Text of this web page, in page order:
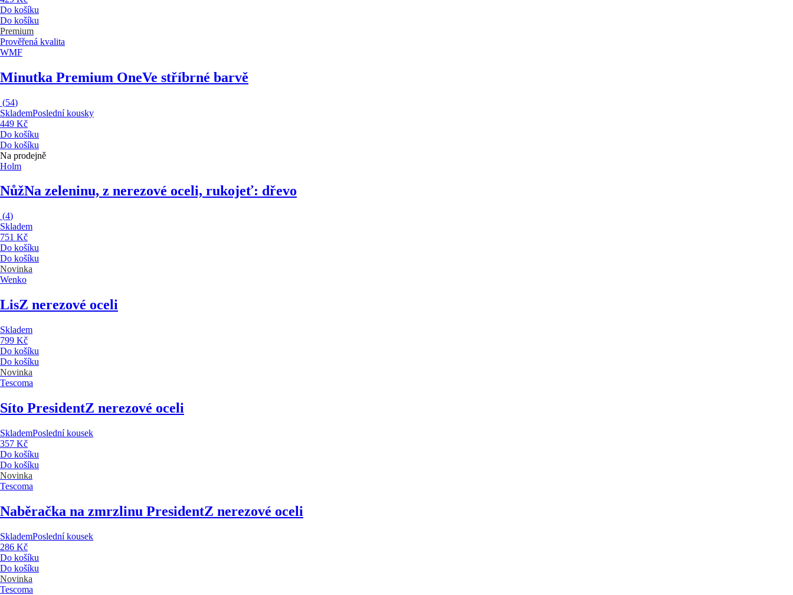
Do košíku
Do košíku
Premium
Prověřená kvalita
WMF
Minutka Premium OneVe stříbrné barvě
(54)
SklademPoslední kousky
449 Kč
Do košíku
Do košíku
Na prodejně
Holm
NůžNa zeleninu, z nerezové oceli, rukojeť: dřevo
(4)
Skladem
751 Kč
Do košíku
Do košíku
Novinka
Wenko
LisZ nerezové oceli
Skladem
799 Kč
Do košíku
Do košíku
Novinka
Tescoma
Síto PresidentZ nerezové oceli
SklademPoslední kousek
357 Kč
Do košíku
Do košíku
Novinka
Tescoma
Naběračka na zmrzlinu PresidentZ nerezové oceli
SklademPoslední kousek
286 Kč
Do košíku
Do košíku
Novinka
Tescoma